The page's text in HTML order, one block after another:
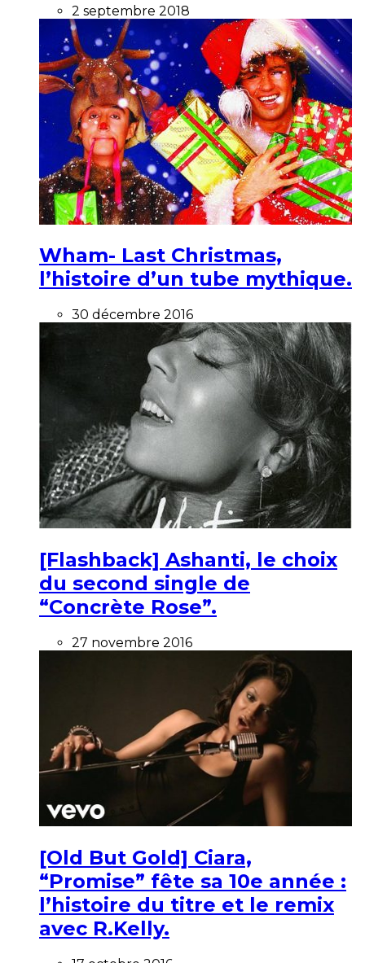
2 septembre 2018
Wham- Last Christmas,
l’histoire d’un tube mythique.
30 décembre 2016
[Flashback] Ashanti, le choix
du second single de
“Concrète Rose”.
27 novembre 2016
[Old But Gold] Ciara,
“Promise” fête sa 10e année :
l’histoire du titre et le remix
avec R.Kelly.